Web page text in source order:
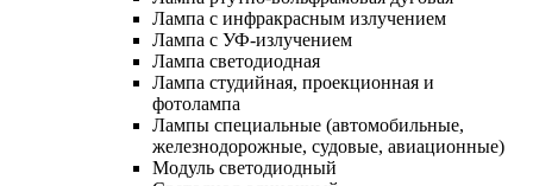
Лампа с инфракрасным излучением
Лампа с УФ-излучением
Лампа светодиодная
Лампа студийная, проекционная и
фотолампа
Лампы специальные (автомобильные,
железнодорожные, судовые, авиационные)
Модуль светодиодный